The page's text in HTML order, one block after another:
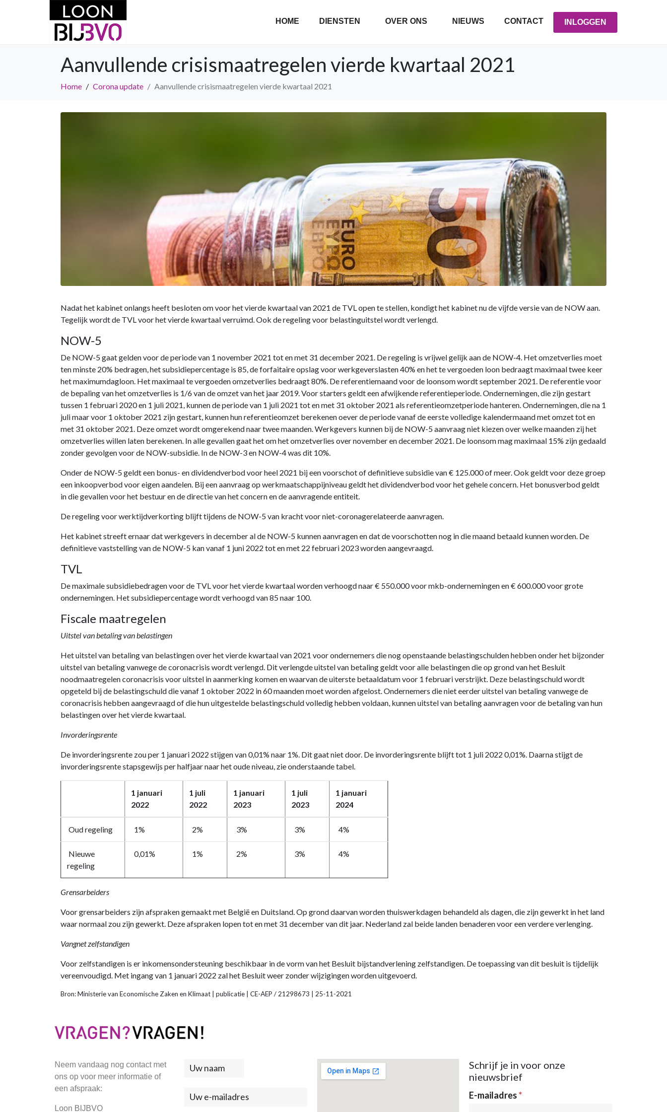
HOME DIENSTEN OVER ONS NIEUWS CONTACT INLOGGEN
Aanvullende crisismaatregelen vierde kwartaal 2021
Home Corona update Aanvullende crisismaatregelen vierde kwartaal 2021
Nadat het kabinet onlangs heeft besloten om voor het vierde kwartaal van 2021 de TVL open te stellen, kondigt het kabinet nu de vijfde versie van de NOW aan.
Tegelijk wordt de TVL voor het vierde kwartaal verruimd. Ook de regeling voor belastinguitstel wordt verlengd.
NOW-5
De NOW-5 gaat gelden voor de periode van 1 november 2021 tot en met 31 december 2021. De regeling is vrijwel gelijk aan de NOW-4. Het omzetverlies moet
ten minste 20% bedragen, het subsidiepercentage is 85, de forfaitaire opslag voor werkgeverslasten 40% en het te vergoeden loon bedraagt maximaal twee keer
het maximumdagloon. Het maximaal te vergoeden omzetverlies bedraagt 80%. De referentiemaand voor de loonsom wordt september 2021. De referentie voor
de bepaling van het omzetverlies is 1/6 van de omzet van het jaar 2019. Voor starters geldt een afwijkende referentieperiode. Ondernemingen, die zijn gestart
tussen 1 februari 2020 en 1 juli 2021, kunnen de periode van 1 juli 2021 tot en met 31 oktober 2021 als referentieomzetperiode hanteren. Ondernemingen, die na 1
juli maar voor 1 oktober 2021 zijn gestart, kunnen hun referentieomzet berekenen oever de periode vanaf de eerste volledige kalendermaand met omzet tot en
met 31 oktober 2021. Deze omzet wordt omgerekend naar twee maanden. Werkgevers kunnen bij de NOW-5 aanvraag niet kiezen over welke maanden zij het
omzetverlies willen laten berekenen. In alle gevallen gaat het om het omzetverlies over november en december 2021. De loonsom mag maximaal 15% zijn gedaald
zonder gevolgen voor de NOW-subsidie. In de NOW-3 en NOW-4 was dit 10%.
Onder de NOW-5 geldt een bonus- en dividendverbod voor heel 2021 bij een voorschot of definitieve subsidie van € 125.000 of meer. Ook geldt voor deze groep
een inkoopverbod voor eigen aandelen. Bij een aanvraag op werkmaatschappijniveau geldt het dividendverbod voor het gehele concern. Het bonusverbod geldt
in die gevallen voor het bestuur en de directie van het concern en de aanvragende entiteit.
De regeling voor werktijdverkorting blijft tijdens de NOW-5 van kracht voor niet-coronagerelateerde aanvragen.
Het kabinet streeft ernaar dat werkgevers in december al de NOW-5 kunnen aanvragen en dat de voorschotten nog in die maand betaald kunnen worden. De
definitieve vaststelling van de NOW-5 kan vanaf 1 juni 2022 tot en met 22 februari 2023 worden aangevraagd.
TVL
De maximale subsidiebedragen voor de TVL voor het vierde kwartaal worden verhoogd naar € 550.000 voor mkb-ondernemingen en € 600.000 voor grote
ondernemingen. Het subsidiepercentage wordt verhoogd van 85 naar 100.
Fiscale maatregelen
Uitstel van betaling van belastingen
Het uitstel van betaling van belastingen over het vierde kwartaal van 2021 voor ondernemers die nog openstaande belastingschulden hebben onder het bijzonder
uitstel van betaling vanwege de coronacrisis wordt verlengd. Dit verlengde uitstel van betaling geldt voor alle belastingen die op grond van het Besluit
noodmaatregelen coronacrisis voor uitstel in aanmerking komen en waarvan de uiterste betaaldatum voor 1 februari verstrijkt. Deze belastingschuld wordt
opgeteld bij de belastingschuld die vanaf 1 oktober 2022 in 60 maanden moet worden afgelost. Ondernemers die niet eerder uitstel van betaling vanwege de
coronacrisis hebben aangevraagd of die hun uitgestelde belastingschuld volledig hebben voldaan, kunnen uitstel van betaling aanvragen voor de betaling van hun
belastingen over het vierde kwartaal.
Invorderingsrente
De invorderingsrente zou per 1 januari 2022 stijgen van 0,01% naar 1%. Dit gaat niet door. De invorderingsrente blijft tot 1 juli 2022 0,01%. Daarna stijgt de
invorderingsrente stapsgewijs per halfjaar naar het oude niveau, zie onderstaande tabel.
1 januari
2022
1 juli
2022
1 januari
2023
1 juli
2023
1 januari
2024
Oud regeling 1% 2% 3% 3% 4%
Nieuwe
regeling
0,01% 1% 2% 3% 4%
Grensarbeiders
Voor grensarbeiders zijn afspraken gemaakt met België en Duitsland. Op grond daarvan worden thuiswerkdagen behandeld als dagen, die zijn gewerkt in het land
waar normaal zou zijn gewerkt. Deze afspraken lopen tot en met 31 december van dit jaar. Nederland zal beide landen benaderen voor een verdere verlenging.
Vangnet zelfstandigen
Voor zelfstandigen is er inkomensondersteuning beschikbaar in de vorm van het Besluit bijstandverlening zelfstandigen. De toepassing van dit besluit is tijdelijk
vereenvoudigd. Met ingang van 1 januari 2022 zal het Besluit weer zonder wijzigingen worden uitgevoerd.
Bron: Ministerie van Economische Zaken en Klimaat | publicatie | CE-AEP / 21298673 | 25-11-2021
Neem vandaag nog contact met
ons op voor meer informatie of
een afspraak:
Loon BIJBVO
Neem
met
Schrijf je in voor onze
nieuwsbrief
Nieuwsbrief
E-mailadres*